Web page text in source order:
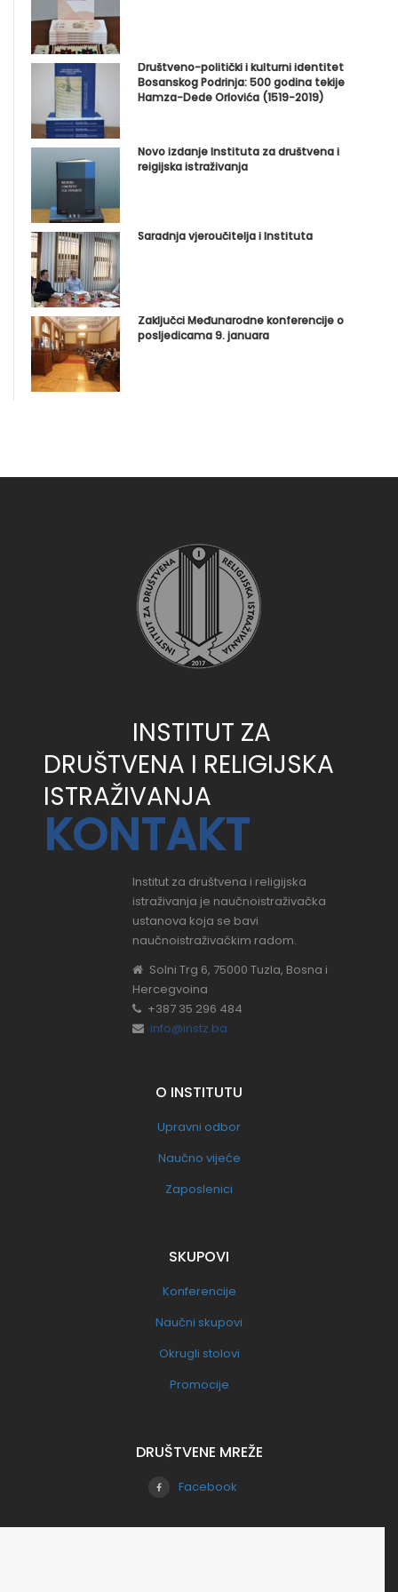
Društveno-politički i kulturni identitet
Bosanskog Podrinja: 500 godina tekije
Hamza-Dede Orlovića (1519-2019)
Novo izdanje Instituta za društvena i
reigijska istraživanja
Saradnja vjeroučitelja i Instituta
Zaključci Međunarodne konferencije o
posljedicama 9. januara
INSTITUT ZA
DRUŠTVENA I RELIGIJSKA
ISTRAŽIVANJA
KONTAKT
Institut za društvena i religijska
istraživanja je naučnoistraživačka
ustanova koja se bavi
naučnoistraživačkim radom.
Solni Trg 6, 75000 Tuzla, Bosna i
Hercegvoina
+387 35 296 484
info@instz.ba
O INSTITUTU
Upravni odbor
Naučno vijeće
Zaposlenici
SKUPOVI
Konferencije
Naučni skupovi
Okrugli stolovi
Promocije
DRUŠTVENE MREŽE
Facebook